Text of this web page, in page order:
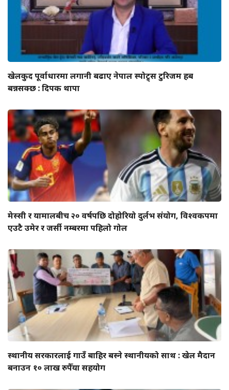
खेलकुद पूर्वाधारमा लगानी बढाए नेपाल स्पोट्र्स टुरिजम हब
बन्नसक्छ : दिपक थापा
मेस्सी र यामालबीच २० वर्षपछि दोहोरियो दुर्लभ संयोग, विश्वकपमा
एउटै उमेर र जर्सी नम्बरमा पहिलो गोल
स्थानीय सरकारलाई गाउँ बाहिर बस्ने स्थानीयको साथ : खेल मैदान
बनाउन १० लाख रुपैँया सहयोग